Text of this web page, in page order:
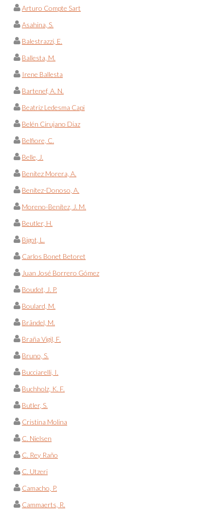
Arturo Compte Sart
Asahina, S.
Balestrazzi, E.
Ballesta, M.
Irene Ballesta
Bartenef, A. N.
Beatriz Ledesma Capi
Belén Cirujano Diaz
Belfiore, C.
Belle, J.
Benítez Morera, A.
Benítez-Donoso, A.
Moreno-Benítez, J. M.
Beutler, H.
Bigot, L.
Carlos Bonet Betoret
Juan José Borrero Gómez
Boudot, J. P.
Boulard, M.
Brändel, M.
Braña Vigil, F.
Bruno, S.
Bucciarelli, I.
Buchholz, K. F.
Butler, S.
Cristina Molina
C. Nielsen
C. Rey Raño
C. Utzeri
Camacho, P.
Cammaerts, R.